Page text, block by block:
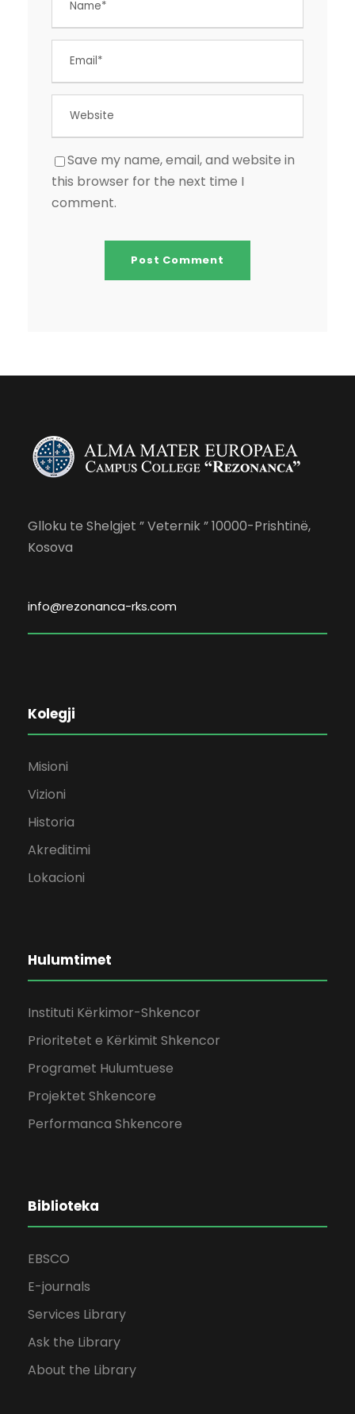
Save my name, email, and website in
this browser for the next time I
comment.
Glloku te Shelgjet ” Veternik ” 10000-Prishtinë,
Kosova
info@rezonanca-rks.com
Kolegji
Misioni
Vizioni
Historia
Akreditimi
Lokacioni
Hulumtimet
Instituti Kërkimor-Shkencor
Prioritetet e Kërkimit Shkencor
Programet Hulumtuese
Projektet Shkencore
Performanca Shkencore
Biblioteka
EBSCO
E-journals
Services Library
Ask the Library
About the Library